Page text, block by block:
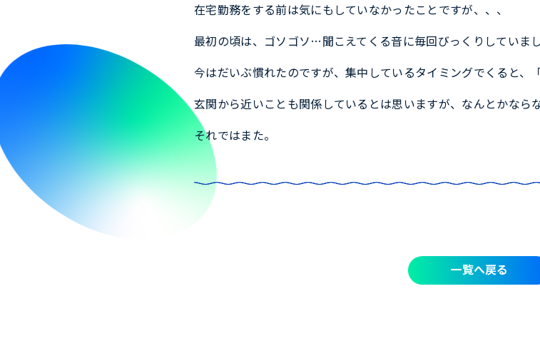
在宅勤務をする前は気にもしていなかったことですが、、、
最初の頃は、ゴソゴソ…聞こえてくる音に毎回びっくりしていまし
今はだいぶ慣れたのですが、集中しているタイミングでくると、
玄関から近いことも関係しているとは思いますが、なんとかなら
それではまた。
一覧へ戻る